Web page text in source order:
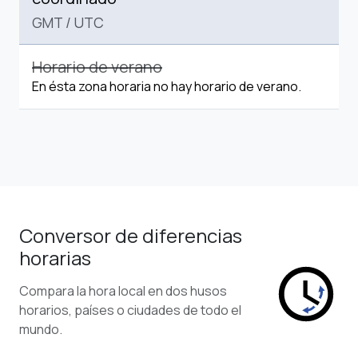
GMT / UTC
Horario de verano
En ésta zona horaria no hay horario de verano.
Conversor de diferencias
horarias
Compara la hora local en dos husos
horarios, países o ciudades de todo el
mundo.